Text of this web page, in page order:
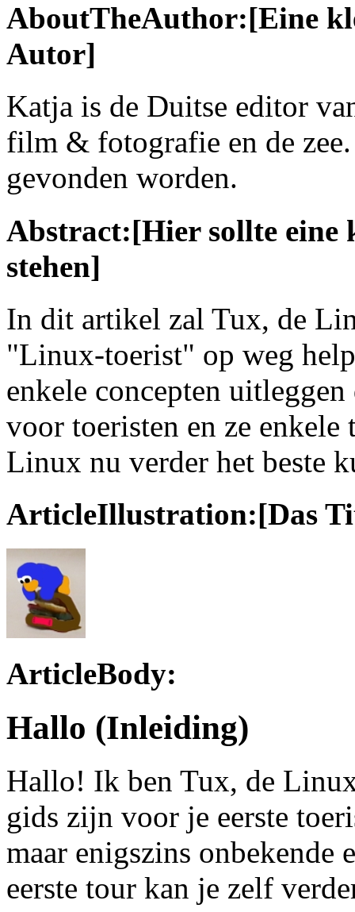
AboutTheAuthor:[Eine
Autor]
Katja is de Duitse editor
film & fotografie en de
gevonden worden.
Abstract:[Hier sollte eine
stehen]
In dit artikel zal Tux, de
"Linux-toerist" op weg
enkele concepten
voor toeristen en ze enkele
Linux nu verder het beste
ArticleIllustration:[Das
ArticleBody:
Hallo (Inleiding)
Hallo! Ik ben Tux, de
gids zijn voor je eerste
maar enigszins onbekende
eerste tour kan je zelf